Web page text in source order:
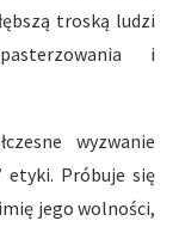
troską ludzi
i
wyzwanie
etyki. Próbuje się
jego wolności,